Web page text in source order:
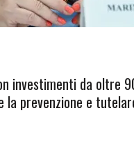
investimenti da oltre
prevenzione e